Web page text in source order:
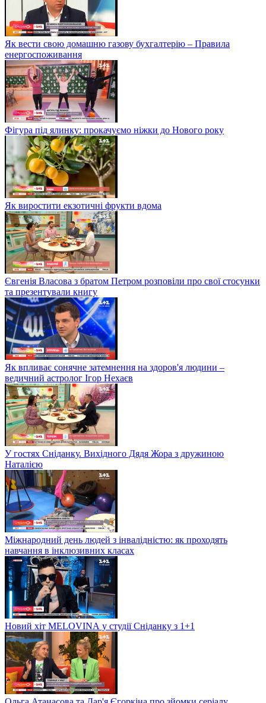
Як вести свою домашню газову бухгалтерію – Правила
енергоспоживання
Фігура під ялинку: прокачуємо ніжки до Нового року
Як виростити екзотичні фрукти вдома
Євгенія Власова з братом Петром розповіли про свої стосунки
та презентували книгу
Як впливає сонячне затемнення на здоров'я людини –
ведичний астролог Ігор Нехаєв
У гостях Сніданку. Вихідного Дядя Жора з дружиною
Наталією
Міжнародний день людей з інвалідністю: як проходять
навчання в інклюзивних класах
Новий хіт MELOVINА у студії Сніданку з 1+1